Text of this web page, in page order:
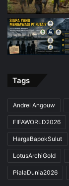
Tags
Andrei Angouw
FIFAWORLD2026
HargaBapokSulut
LotusArchiGold
PialaDunia2026